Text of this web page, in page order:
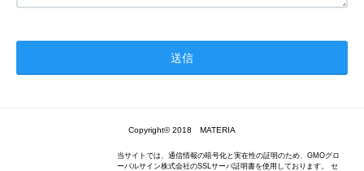
Copyright© 2018 MATERIA
当サイトでは、通信情報の暗号化と実在性の証明のため、GMOグロ
ーバルサイン株式会社のSSLサーバ証明書を使用しております。 セ